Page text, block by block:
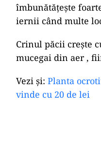
îmbunătăţeşte
iernii când multe
Crinul păcii creşte
mucegai din aer ,
Vezi și: Planta
vinde cu 20 de lei